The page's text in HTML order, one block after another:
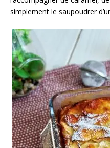
simplement le saupoudrer